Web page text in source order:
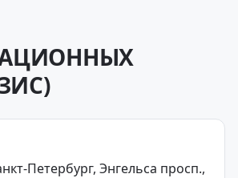
Петербург, Энгельса просп.,